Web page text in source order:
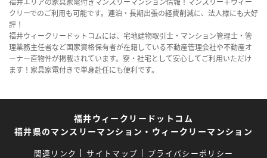
クリーでのご利用も可能です。連泊・長期出張の経費削減に、法人様にも大好
評！
福井ウィークリードットコムには、宅地建物取引士・マンション管理士・管
理業務主任者など国家資格保有者が在籍している不動産管理会社や不動産オ
ーナー直物件が掲載されています。寮・社宅として安心してご利用いただけ
ます！家具家電付きで単身赴任にも便利です。
福井ウィークリードットコム
福井県のマンスリーマンション・ウィークリーマンション
関連リンク サイトマップ プライバシーポリシー